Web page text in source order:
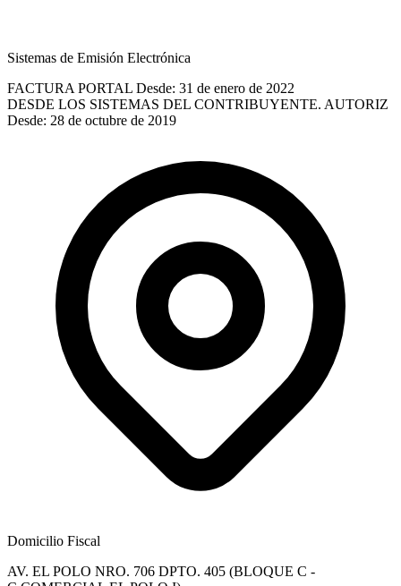
Sistemas de Emisión Electrónica
FACTURA PORTAL Desde: 31 de enero de 2022
DESDE LOS SISTEMAS DEL CONTRIBUYENTE. AUTORIZ
Desde: 28 de octubre de 2019
Domicilio Fiscal
AV. EL POLO NRO. 706 DPTO. 405 (BLOQUE C -